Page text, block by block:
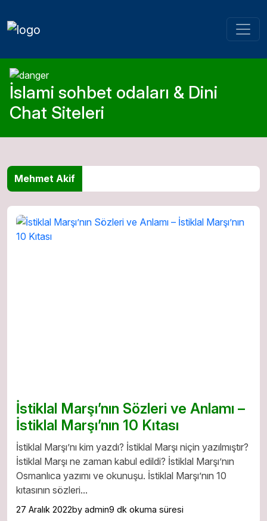
İslami sohbet odaları & Dini
Chat Siteleri
Mehmet Akif
İstiklal Marşı’nın Sözleri ve Anlamı –
İstiklal Marşı’nın 10 Kıtası
İstiklal Marşı’nı kim yazdı? İstiklal Marşı niçin yazılmıştır?
İstiklal Marşı ne zaman kabul edildi? İstiklal Marşı’nın
Osmanlıca yazımı ve okunuşu. İstiklal Marşı’nın 10
kıtasının sözleri...
27 Aralık 2022by admin9 dk okuma süresi